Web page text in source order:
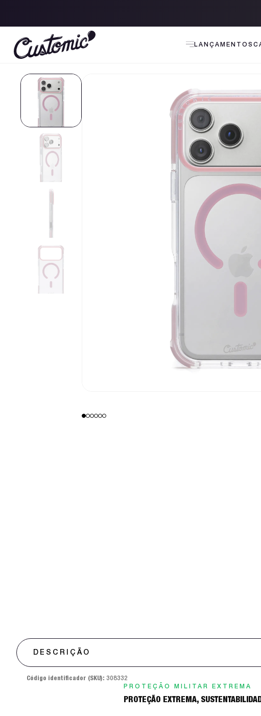
LANÇAMENTOS
DESCRIÇÃO
Código identificador (SKU): 308332
PROTEÇÃO MILITAR EXTREMA
PROTEÇÃO EXTREMA,